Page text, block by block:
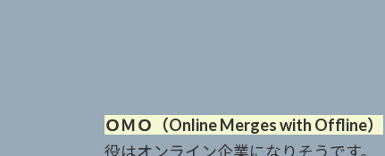
ＯＭＯ（Online Merges with Offline）
役はオンライン企業になりそうです。